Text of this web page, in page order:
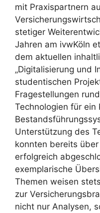
mit Praxispartnern
stetiger
Jahren am ivwKöln
dem aktuellen
„Digitalisierung und
studentischen
Fragestellungen
Technologien für ein
Unterstützung des
konnten bereits
erfolgreich
exemplarische
Themen weisen
zur
nicht nur Analysen,